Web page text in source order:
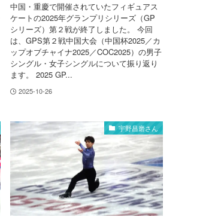
中国・重慶で開催されていたフィギュアス
ケートの2025年グランプリシリーズ（GP
シリーズ）第２戦が終了しました。 今回
は、GPS第２戦中国大会（中国杯2025／カ
ップオブチャイナ2025／COC2025）の男子
シングル・女子シングルについて振り返り
ます。 2025 GP...
2025-10-26
宇野昌磨さん